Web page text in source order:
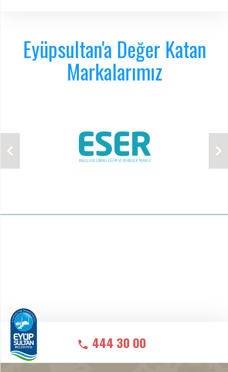
Eyüpsultan'a Değer Katan
Markalarımız
444 30 00